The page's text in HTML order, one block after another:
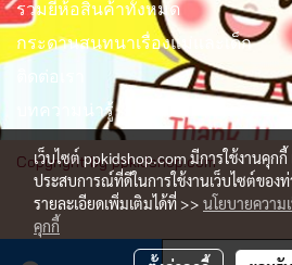
รวมยี่ห้อสินค้าทั้งหมด
กระดานสนทนาเรื่องแม่และเด็ก
ติดต่อเรา
บทความน่ารู้
Copyright by ppkidshop.com
ผู้เข้าชมวันนี้
เว็บไซต์ ppkidshop.com มีการใช้งานคุก
ประสบการณ์ที่ดีในการใช้งานเว็บไซต์ของ
รายละเอียดเพิ่มเติมได้ที่ >> นโยบายความ
คุกกี้